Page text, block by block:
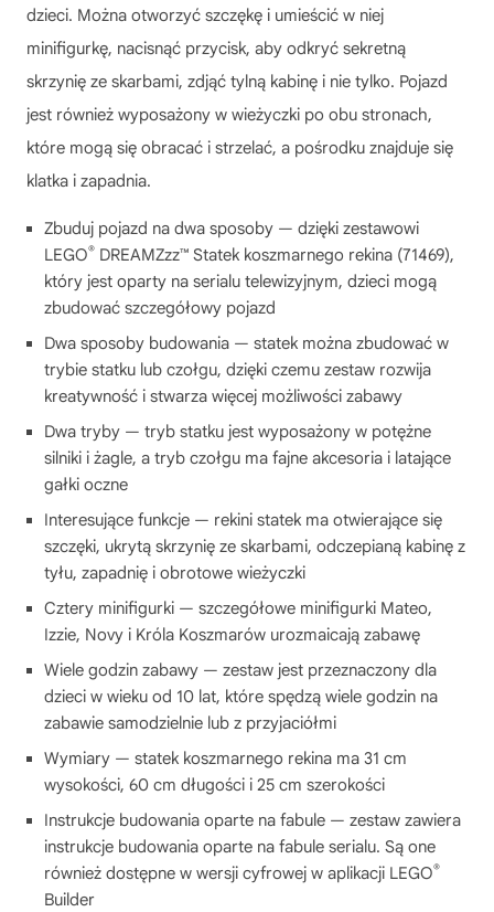
dzieci. Można otworzyć szczękę i umieścić w niej
minifigurkę, nacisnąć przycisk, aby odkryć sekretną
skrzynię ze skarbami, zdjąć tylną kabinę i nie tylko. Pojazd
jest również wyposażony w wieżyczki po obu stronach,
które mogą się obracać i strzelać, a pośrodku znajduje się
klatka i zapadnia.
Zbuduj pojazd na dwa sposoby — dzięki zestawowi
LEGO® DREAMZzz™ Statek koszmarnego rekina (71469),
który jest oparty na serialu telewizyjnym, dzieci mogą
zbudować szczegółowy pojazd
Dwa sposoby budowania — statek można zbudować w
trybie statku lub czołgu, dzięki czemu zestaw rozwija
kreatywność i stwarza więcej możliwości zabawy
Dwa tryby — tryb statku jest wyposażony w potężne
silniki i żagle, a tryb czołgu ma fajne akcesoria i latające
gałki oczne
Interesujące funkcje — rekini statek ma otwierające się
szczęki, ukrytą skrzynię ze skarbami, odczepianą kabinę z
tyłu, zapadnię i obrotowe wieżyczki
Cztery minifigurki — szczegółowe minifigurki Mateo,
Izzie, Novy i Króla Koszmarów urozmaicają zabawę
Wiele godzin zabawy — zestaw jest przeznaczony dla
dzieci w wieku od 10 lat, które spędzą wiele godzin na
zabawie samodzielnie lub z przyjaciółmi
Wymiary — statek koszmarnego rekina ma 31 cm
wysokości, 60 cm długości i 25 cm szerokości
Instrukcje budowania oparte na fabule — zestaw zawiera
instrukcje budowania oparte na fabule serialu. Są one
również dostępne w wersji cyfrowej w aplikacji LEGO®
Builder